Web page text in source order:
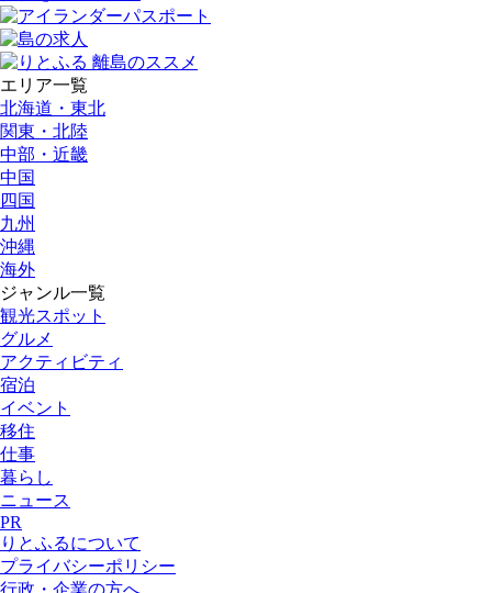
エリア一覧
北海道・東北
関東・北陸
中部・近畿
中国
四国
九州
沖縄
海外
ジャンル一覧
観光スポット
グルメ
アクティビティ
宿泊
イベント
移住
仕事
暮らし
ニュース
PR
りとふるについて
プライバシーポリシー
行政・企業の方へ